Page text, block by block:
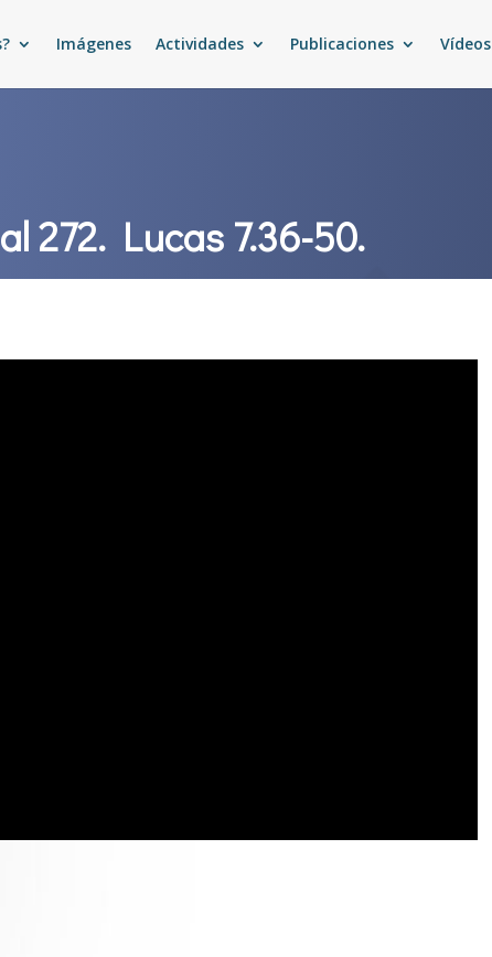
Imágenes Actividades Publicaciones Vídeos
272. Lucas 7.36-50.